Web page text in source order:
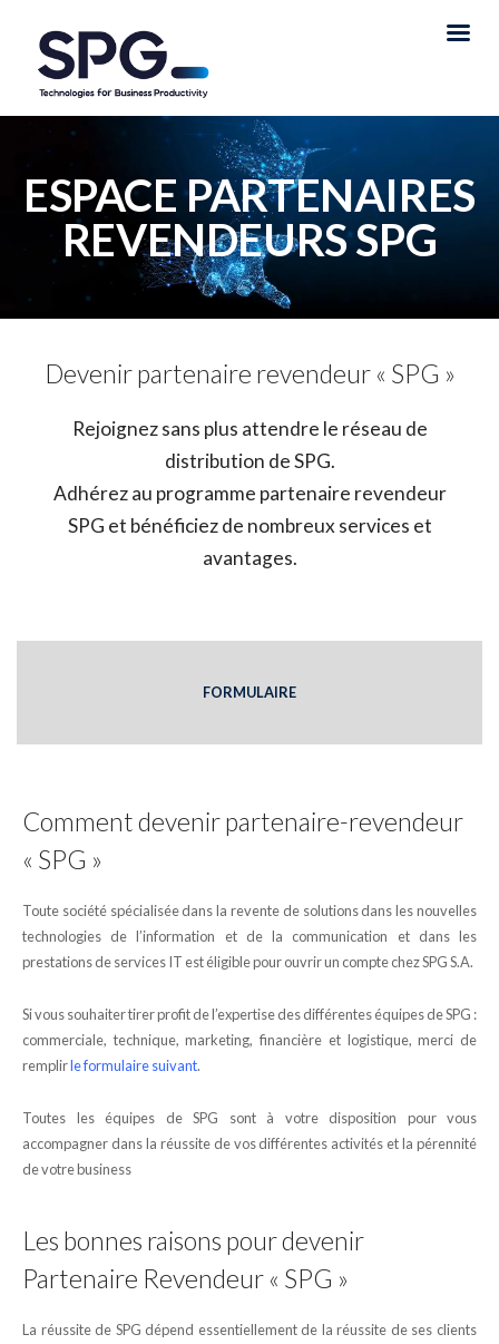
ESPACE PARTENAIRES
REVENDEURS SPG
Devenir partenaire revendeur « SPG »
Rejoignez sans plus attendre le réseau de
distribution de SPG.
Adhérez au programme partenaire revendeur
SPG et bénéficiez de nombreux services et
avantages.
FORMULAIRE
Comment devenir partenaire-revendeur
« SPG »
Toute société spécialisée dans la revente de solutions dans les nouvelles
technologies de l’information et de la communication et dans les
prestations de services IT est éligible pour ouvrir un compte chez SPG S.A.
Si vous souhaiter tirer profit de l’expertise des différentes équipes de SPG :
commerciale, technique, marketing, financière et logistique, merci de
remplirle formulaire suivant.
Toutes les équipes de SPG sont à votre disposition pour vous
accompagner dans la réussite de vos différentes activités et la pérennité
de votre business
Les bonnes raisons pour devenir
Partenaire Revendeur « SPG »
La réussite de SPG dépend essentiellement de la réussite de ses clients